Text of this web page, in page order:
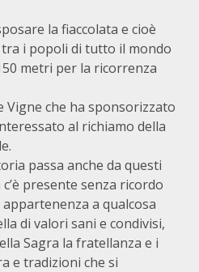
la fiaccolata e cioè
tra i popoli di tutto il mondo
metri per la ricorrenza
Vigne che ha sponsorizzato
al richiamo della
passa anche da questi
presente senza ricordo
a qualcosa
di valori sani e condivisi,
Sagra la fratellanza e i
e tradizioni che si